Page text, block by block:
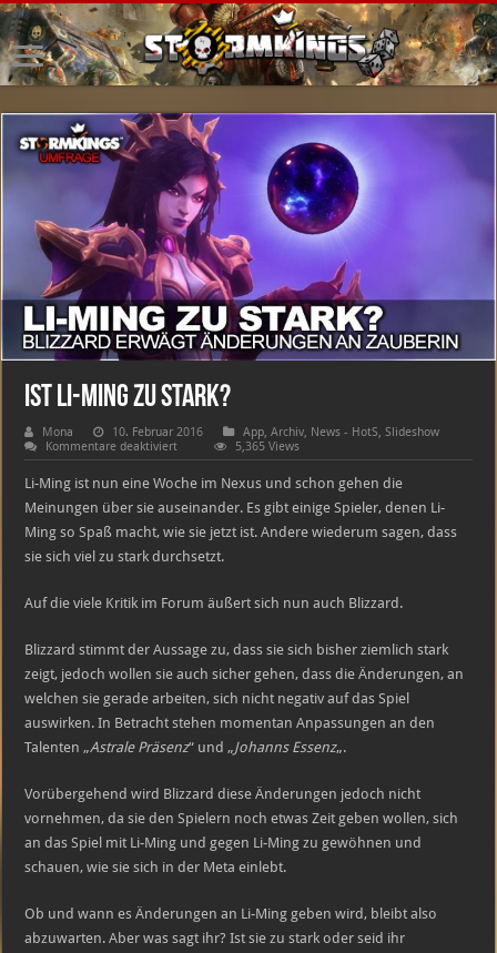
Ist Li-Ming zu stark?
Mona 10. Februar 2016 App,Archiv, News - HotS,Slideshow
Kommentare deaktiviertfür
Ist
Li-
Ming
zu
5,365 Views
Li-Ming ist nun eine Woche im Nexus und schon gehen die
Meinungen über sie auseinander. Es gibt einige Spieler, denen Li-
Ming so Spaß macht, wie sie jetzt ist. Andere wiederum sagen, dass
sie sich viel zu stark durchsetzt.
Auf die viele Kritik im Forum äußert sich nun auch Blizzard.
Blizzard stimmt der Aussage zu, dass sie sich bisher ziemlich stark
zeigt, jedoch wollen sie auch sicher gehen, dass die Änderungen, an
welchen sie gerade arbeiten, sich nicht negativ auf das Spiel
auswirken. In Betracht stehen momentan Anpassungen an den
Talenten „Astrale Präsenz“ und „Johanns Essenz„.
Vorübergehend wird Blizzard diese Änderungen jedoch nicht
vornehmen, da sie den Spielern noch etwas Zeit geben wollen, sich
an das Spiel mit Li-Ming und gegen Li-Ming zu gewöhnen und
schauen, wie sie sich in der Meta einlebt.
Ob und wann es Änderungen an Li-Ming geben wird, bleibt also
abzuwarten. Aber was sagt ihr? Ist sie zu stark oder seid ihr